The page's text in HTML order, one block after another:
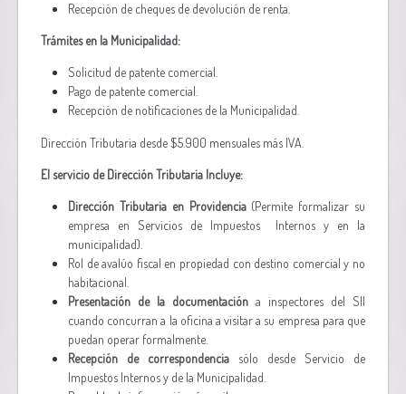
Recepción de cheques de devolución de renta.
Trámites en la Municipalidad:
Solicitud de patente comercial.
Pago de patente comercial.
Recepción de notificaciones de la Municipalidad.
Dirección Tributaria desde $5.900 mensuales más IVA.
El servicio de Dirección Tributaria Incluye:
Dirección Tributaria en Providencia (Permite formalizar su
empresa en Servicios de Impuestos Internos y en la
municipalidad).
Rol de avalúo fiscal en propiedad con destino comercial y no
habitacional.
Presentación de la documentación a inspectores del SII
cuando concurran a la oficina a visitar a su empresa para que
puedan operar formalmente.
Recepción de correspondencia sólo desde Servicio de
Impuestos Internos y de la Municipalidad.